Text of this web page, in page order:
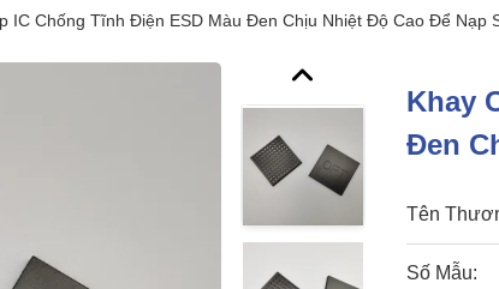
IC Chống Tĩnh Điện ESD Màu Đen Chịu Nhiệt Độ Cao Để Nạp
Khay
Đen
Tên
Số Mẫu: